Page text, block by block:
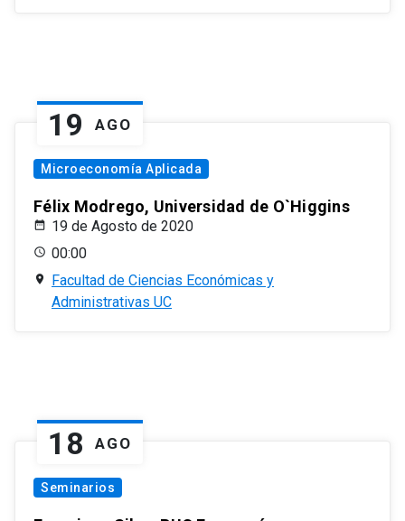
19 AGO
Microeconomía Aplicada
Félix Modrego, Universidad de O`Higgins
19 de Agosto de 2020
00:00
Facultad de Ciencias Económicas y
Administrativas UC
18 AGO
Seminarios